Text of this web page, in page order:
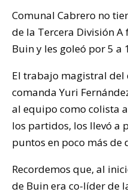
Comunal Cabrero no
de la Tercera División
Buin y les goleó por 5 a
El trabajo magistral del
comanda Yuri
al equipo como colista
los partidos, los llevó a
puntos en poco más de
Recordemos que, al
de Buin era co-líder de